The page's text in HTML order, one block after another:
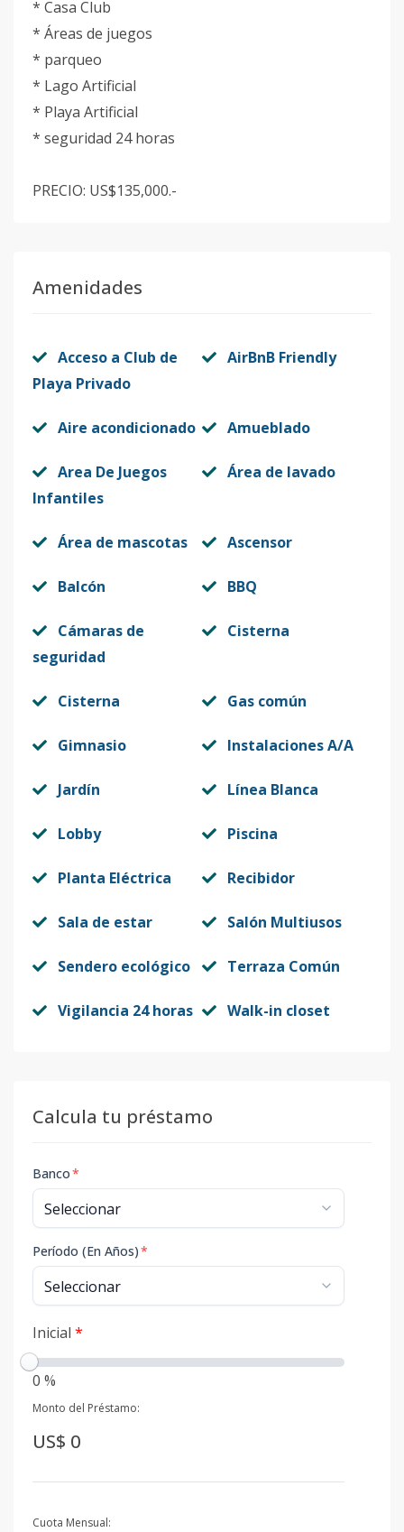
* Casa Club
* Áreas de juegos
* parqueo
* Lago Artificial
* Playa Artificial
* seguridad 24 horas
PRECIO: US$135,000.-
Amenidades
Acceso a Club de
Playa Privado
AirBnB Friendly
Aire acondicionado Amueblado
Area De Juegos
Infantiles
Área de lavado
Área de mascotas Ascensor
Balcón BBQ
Cámaras de
seguridad
Cisterna
Cisterna Gas común
Gimnasio Instalaciones A/A
Jardín Línea Blanca
Lobby Piscina
Planta Eléctrica Recibidor
Sala de estar Salón Multiusos
Sendero ecológico Terraza Común
Vigilancia 24 horas Walk-in closet
Calcula tu préstamo
Banco*
Período (En Años)*
Inicial *
0 %
Monto del Préstamo:
US$ 0
Cuota Mensual: